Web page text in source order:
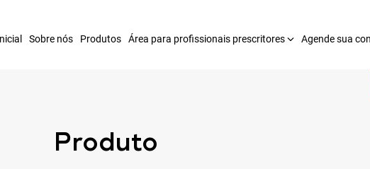
Sobre nós Produtos Área para profissionais prescritores Agende sua
Produto